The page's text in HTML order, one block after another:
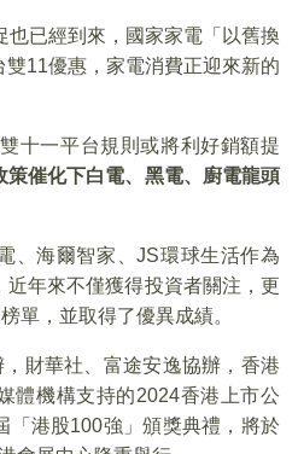
也已經到來，國家家電「以舊換
11優惠，家電消費正迎來新的
十一平台規則或將利好銷額提
策催化下白電、黑電、廚電龍頭
、海爾智家、JS環球生活作為
年來不僅獲得投資者關注，更
單，並取得了優異成績。
財華社、富途安逸協辦，香港
體機構支持的2024香港上市公
「港股100強」頒獎典禮，將於